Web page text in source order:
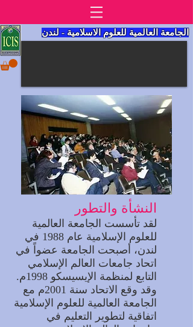
الجامعة العالمية للعلوم الاسلامية - لندن
النشأة والتطور
لقد تأسست الجامعة العالمية
للعلوم الإسلامية عام 1988 في
لندن،
أصبحت الجامعة عضواً في
اتحاد جامعات العالم الإسلامي
التابع لمنظمة الإيسيسكو 1998م.
وقد وقع الاتحاد سنة 2001م مع
الجامعة العالمية للعلوم الإسلامية
اتفاقية لتطوير التعليم في